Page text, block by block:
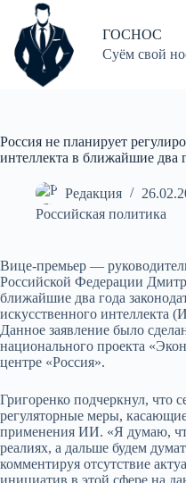
Перейти
сути
ГОСНОС
Суём свой
Россия не планирует
интеллекта в ближайшие два
Редакция
Российская политика
Вице-премьер —
Российской Федерации
ближайшие два года
искусственного интеллекта
Данное заявление было
национального проекта
центре «Россия».
Григоренко подчеркнул, что
регуляторные меры,
применения ИИ. «Я думаю,
реалиях, а дальше будем
комментируя отсутствие
инициатив в этой сфере на